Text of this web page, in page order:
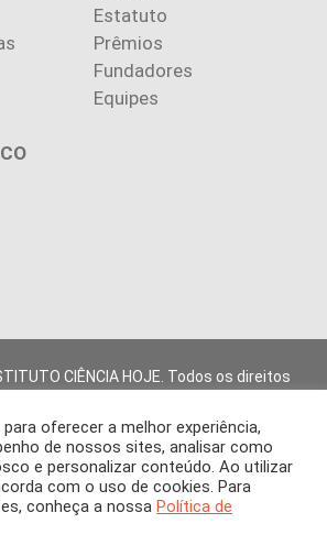
Estatuto
Prêmios
Fundadores
Equipes
CIÊNCIA HOJE. Todos os direitos
na revista refletem exclusivamente a
de seus autores.
integral ou parcial, do conteúdo (imagens
sem prévia autorização.
oferecer a melhor experiência,
de nossos sites, analisar como
e personalizar conteúdo. Ao utilizar
com o uso de cookies. Para
conheça a nossa Política de